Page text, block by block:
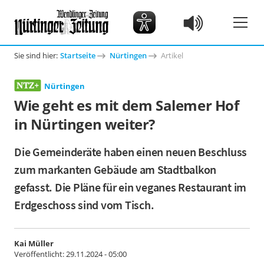
Sie sind hier: Startseite Nürtingen Artikel
Nürtingen
Wie geht es mit dem Salemer Hof
in Nürtingen weiter?
Die Gemeinderäte haben einen neuen Beschluss
zum markanten Gebäude am Stadtbalkon
gefasst. Die Pläne für ein veganes Restaurant im
Erdgeschoss sind vom Tisch.
Kai Müller
Veröffentlicht:29.11.2024 - 05:00